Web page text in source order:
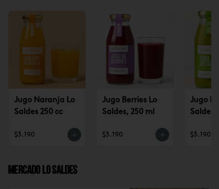
Jugo Naranja Lo
Saldes 250 cc
$3.190
Jugo Berries Lo
Saldes, 250 ml
$3.190
Jugo
Saldes,
$3.190
Mercado Lo Saldes